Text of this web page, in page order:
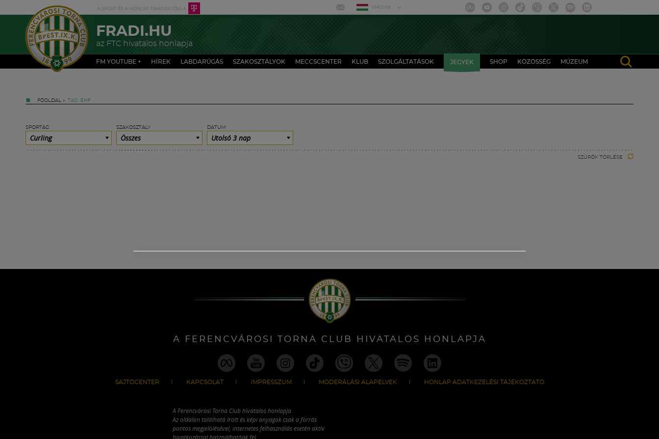
MAGYAR
FRADI.HU
az FTC hivatalos honlapja
FM YOUTUBE + HÍREK LABDARÚGÁS SZAKOSZTÁLYOK MECCSCENTER KLUB SZOLGÁLTATÁSOK JEGYEK SHOP KÖZÖSSÉG MÚZEUM
FŐOLDAL » TAG: EHF
SPORTÁG
Curling
SZAKOSZTÁLY
Összes
DÁTUM
Utolsó 3 nap
SZŰRŐK TÖRLÉSE
A FERENCVÁROSI TORNA CLUB HIVATALOS HONLAPJA
SAJTÓCENTER KAPCSOLAT IMPRESSZUM MODERÁLÁSI ALAPELVEK HONLAP ADATKEZELÉSI TÁJÉKOZTATÓ
A Ferencvárosi Torna Club hivatalos honlapja
Az oldalon található írott és képi anyagok csak a forrás
pontos megjelölésével, internetes felhasználás esetén aktív
hivatkozással használhatóak fel.